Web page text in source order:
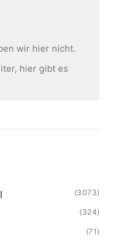
wir hier nicht.
hier gibt es
(3073)
(324)
(71)